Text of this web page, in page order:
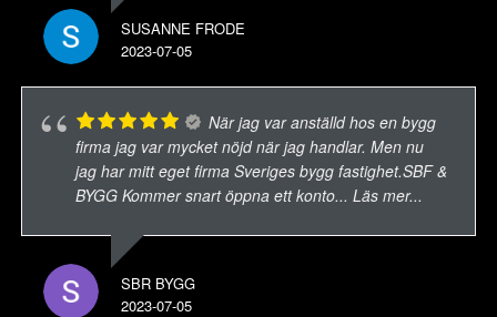
SUSANNE FRODE
2023-07-05
När jag var anställd hos en bygg
firma jag var mycket nöjd när jag handlar. Men nu
jag har mitt eget firma Sveriges bygg fastighet.SBF &
BYGG Kommer snart öppna ett konto... Läs mer...
SBR BYGG
2023-07-05